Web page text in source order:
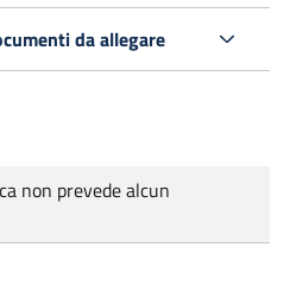
da allegare
non prevede alcun